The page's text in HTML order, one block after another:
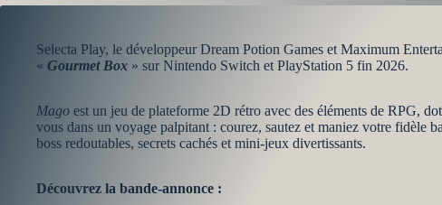
Selecta Play, le développeur Dream Potion Games et Maximum
« Gourmet Box » sur Nintendo Switch et PlayStation 5 fin 2026.
Mago est un jeu de plateforme 2D rétro avec des éléments de RPG,
vous dans un voyage palpitant : courez, sautez et maniez votre fidèle
boss redoutables, secrets cachés et mini-jeux divertissants.
Découvrez la bande-annonce :